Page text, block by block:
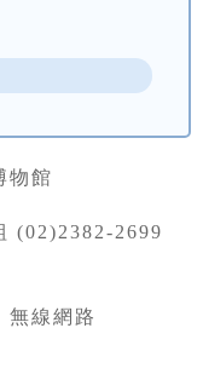
物館
(02)2382-2699
無線網路